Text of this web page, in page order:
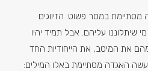
במסר פשוט: הזיווגים
מי שיתלוננו עליהם. אבל תמיד יהיו
את המיטב, את הייחודיות החד
האגדה מסתיימת באלו המילים: